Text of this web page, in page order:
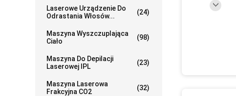
Laserowe Urządzenie Do
Odrastania Włosów...
(24)
Maszyna Wyszczuplająca
Ciało
(98)
Maszyna Do Depilacji
Laserowej IPL
(23)
Maszyna Laserowa
Frakcyjna CO2
(32)